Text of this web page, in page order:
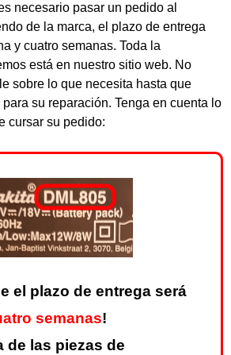
necesario pasar un pedido al
de la marca, el plazo de entrega
y cuatro semanas. Toda la
está en nuestro sitio web. No
sobre lo que necesita hasta que
su reparación. Tenga en cuenta lo
cursar su pedido:
el plazo de entrega será
semanas!
de las piezas de